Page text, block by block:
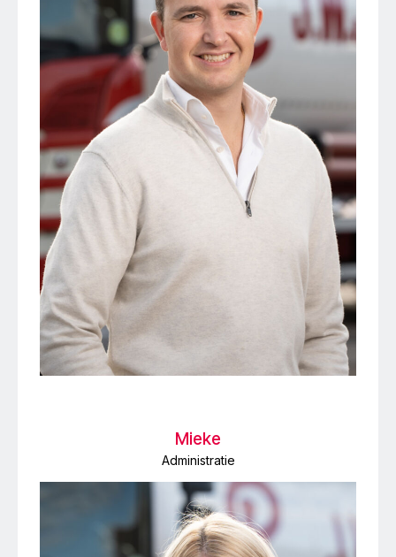
Mieke
Administratie